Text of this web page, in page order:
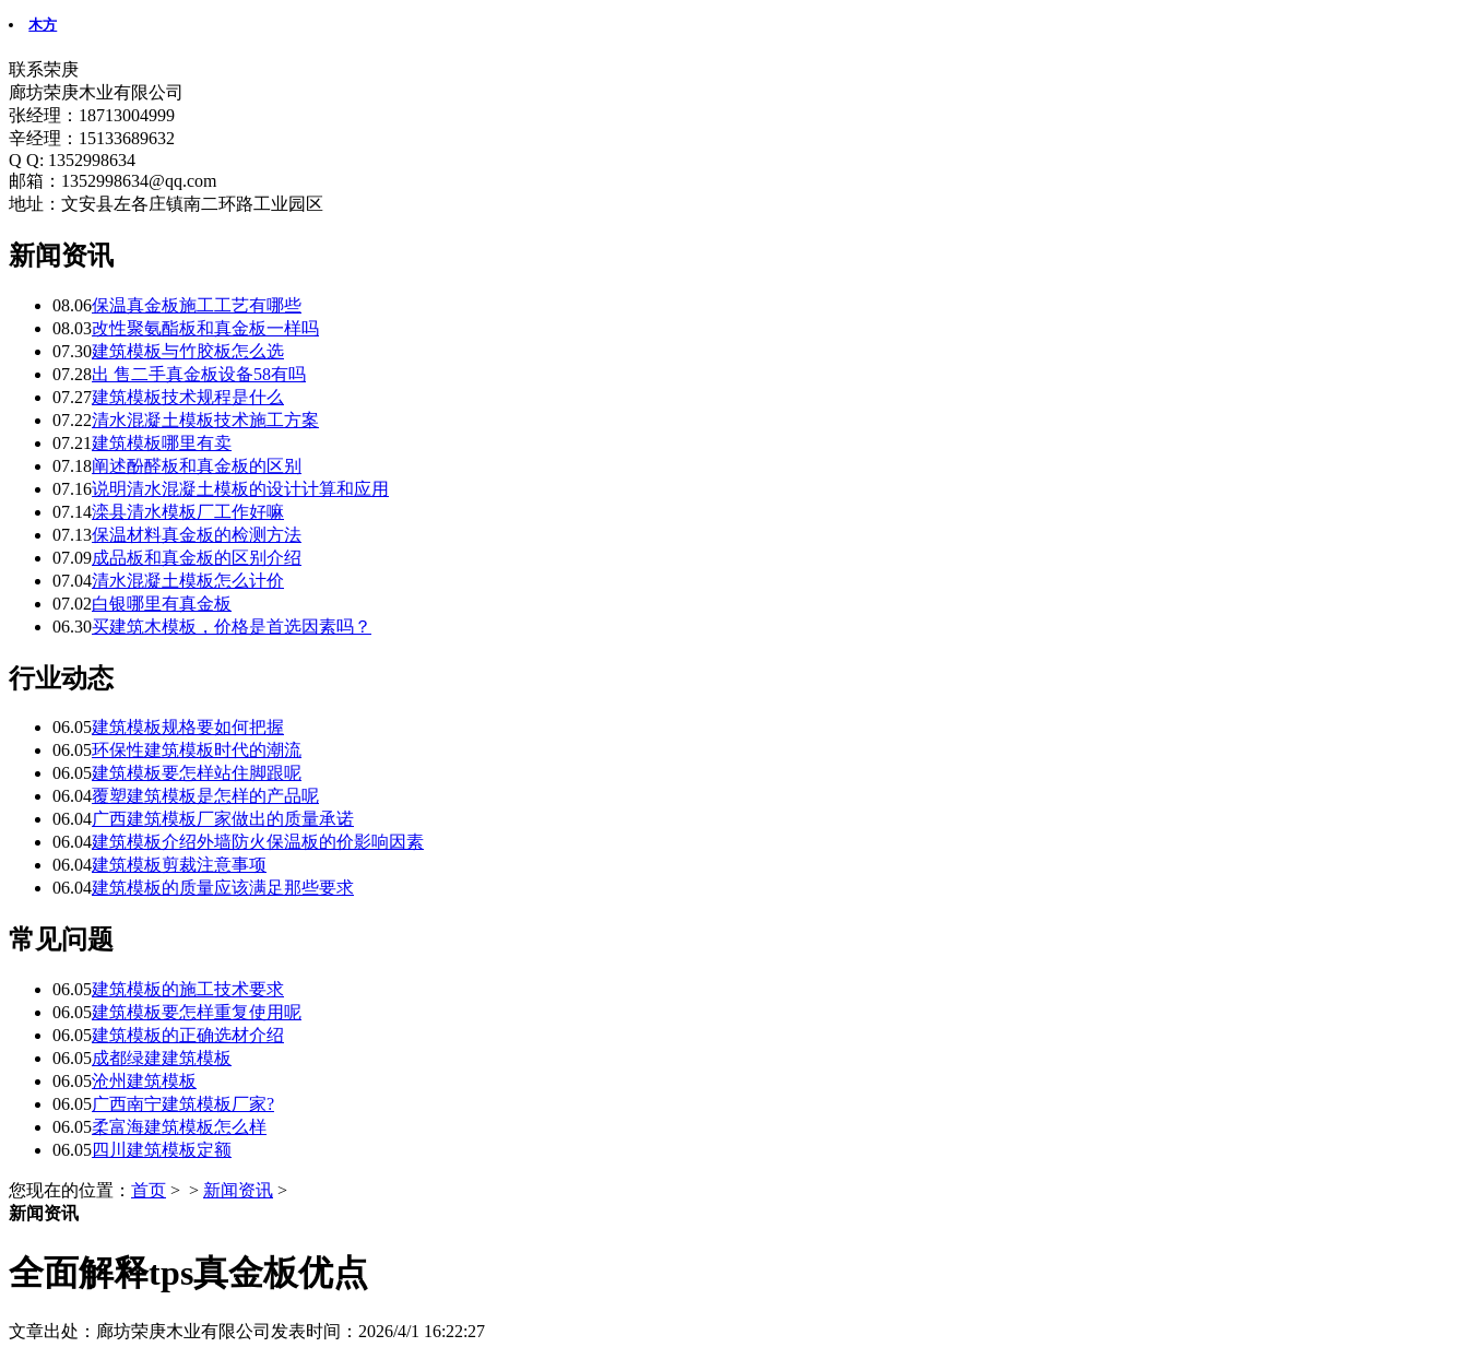
木方
联系荣庚
廊坊荣庚木业有限公司
张经理：18713004999
辛经理：15133689632
Q Q: 1352998634
邮箱：1352998634@qq.com
地址：文安县左各庄镇南二环路工业园区
新闻资讯
08.06保温真金板施工工艺有哪些
08.03改性聚氨酯板和真金板一样吗
07.30建筑模板与竹胶板怎么选
07.28出 售二手真金板设备58有吗
07.27建筑模板技术规程是什么
07.22清水混凝土模板技术施工方案
07.21建筑模板哪里有卖
07.18阐述酚醛板和真金板的区别
07.16说明清水混凝土模板的设计计算和应用
07.14滦县清水模板厂工作好嘛
07.13保温材料真金板的检测方法
07.09成品板和真金板的区别介绍
07.04清水混凝土模板怎么计价
07.02白银哪里有真金板
06.30买建筑木模板，价格是首选因素吗？
行业动态
06.05建筑模板规格要如何把握
06.05环保性建筑模板时代的潮流
06.05建筑模板要怎样站住脚跟呢
06.04覆塑建筑模板是怎样的产品呢
06.04广西建筑模板厂家做出的质量承诺
06.04建筑模板介绍外墙防火保温板的价影响因素
06.04建筑模板剪裁注意事项
06.04建筑模板的质量应该满足那些要求
常见问题
06.05建筑模板的施工技术要求
06.05建筑模板要怎样重复使用呢
06.05建筑模板的正确选材介绍
06.05成都绿建建筑模板
06.05沧州建筑模板
06.05广西南宁建筑模板厂家?
06.05柔富海建筑模板怎么样
06.05四川建筑模板定额
您现在的位置： 首页 > > 新闻资讯 >
新闻资讯
全面解释tps真金板优点
文章出处：廊坊荣庚木业有限公司 发表时间：2026/4/1 16:22:27